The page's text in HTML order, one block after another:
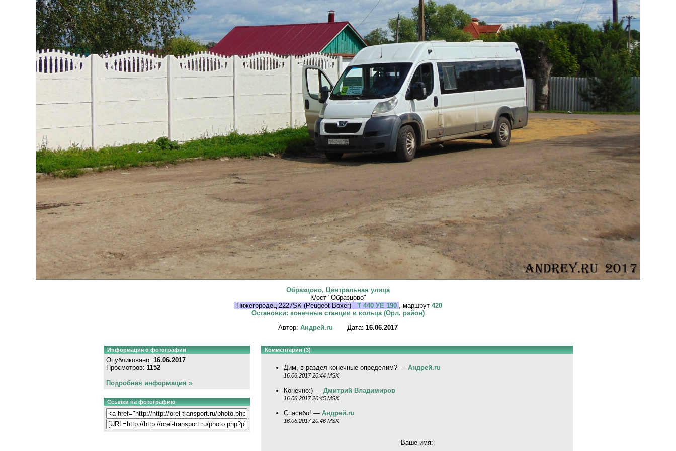
Образцово, Центральная улица
К/ост "Образцово"
Нижегородец-2227SK (Peugeot Boxer)
Т 440 УЕ 190 , маршрут 420
Остановки: конечные станции и кольца (Орл. район)
Автор: Андрей.ru Дата: 16.06.2017
Информация о фотографии
Опубликовано: 16.06.2017
Просмотров: 1152
Подробная информация »
Ссылки на фотографию
Комментарии (3)
Дим, в раздел конечные определим? — Андрей.ru
16.06.2017 20:44 MSK
Конечно:) — Дмитрий Владимиров
16.06.2017 20:45 MSK
Спасибо! — Андрей.ru
16.06.2017 20:46 MSK
Ваше имя: